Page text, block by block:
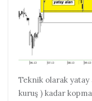
Teknik olarak yatay
kuruş ) kadar